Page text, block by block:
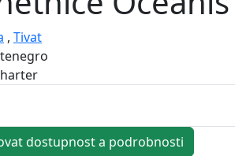
, Tivat
dostupnost a podrobnosti